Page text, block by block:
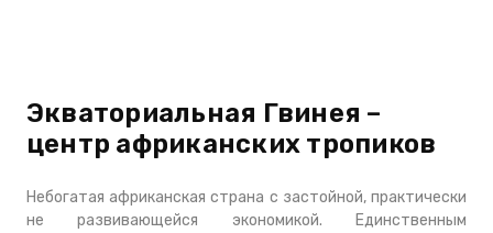
Экваториальная Гвинея –
центр африканских тропиков
Небогатая африканская страна с застойной, практически
не развивающейся экономикой. Единственным